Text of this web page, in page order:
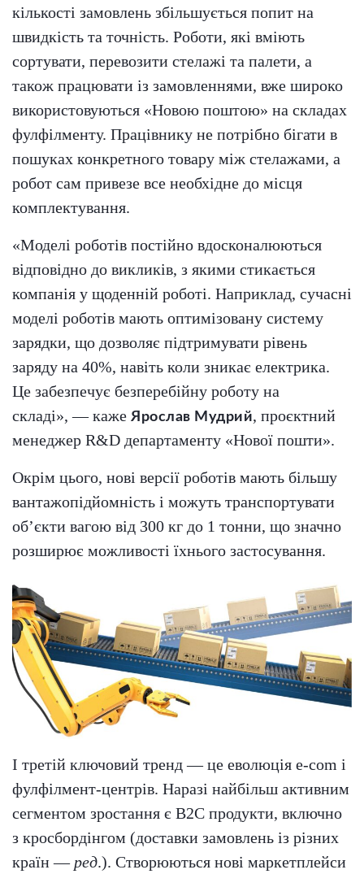
кількості замовлень збільшується попит на
швидкість та точність. Роботи, які вміють
сортувати, перевозити стелажі та палети, а
також працювати із замовленнями, вже широко
використовуються «Новою поштою» на складах
фулфілменту. Працівнику не потрібно бігати в
пошуках конкретного товару між стелажами, а
робот сам привезе все необхідне до місця
комплектування.
«Моделі роботів постійно вдосконалюються
відповідно до викликів, з якими стикається
компанія у щоденній роботі. Наприклад, сучасні
моделі роботів мають оптимізовану систему
зарядки, що дозволяє підтримувати рівень
заряду на 40%, навіть коли зникає електрика.
Це забезпечує безперебійну роботу на
складі», — каже Ярослав Мудрий, проєктний
менеджер R&D департаменту «Нової пошти».
Окрім цього, нові версії роботів мають більшу
вантажопідйомність і можуть транспортувати
об’єкти вагою від 300 кг до 1 тонни, що значно
розширює можливості їхнього застосування.
І третій ключовий тренд — це еволюція e-com і
фулфілмент-центрів. Наразі найбільш активним
сегментом зростання є B2C продукти, включно
з кросбордінгом (доставки замовлень із різних
країн — ред.). Створюються нові маркетплейси